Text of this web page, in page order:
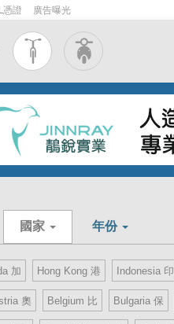
憑證 廣告曝光
國家
加 Hong Kong 港 Indonesia 印
奧 Belgium 比 Bulgaria 保
年份